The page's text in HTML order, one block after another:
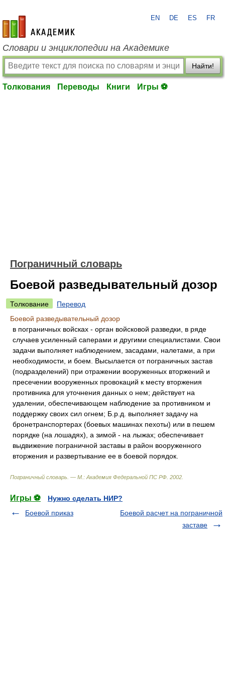
academic.ru
EN DE ES FR
Словари и энциклопедии на Академике
Найти!
Толкования Переводы Книги Игры ⚽
Пограничный словарь
Боевой разведывательный дозор
Толкование
Перевод
Боевой разведывательный дозор
в пограничных войсках - орган войсковой разведки, в ряде
случаев усиленный саперами и другими специалистами. Свои
задачи выполняет наблюдением, засадами, налетами, а при
необходимости, и боем. Высылается от пограничных застав
(подразделений) при отражении вооруженных вторжений и
пресечении вооруженных провокаций к месту вторжения
противника для уточнения данных о нем; действует на
удалении, обеспечивающем наблюдение за противником и
поддержку своих сил огнем; Б.р.д. выполняет задачу на
бронетранспортерах (боевых машинах пехоты) или в пешем
порядке (на лошадях), а зимой - на лыжах; обеспечивает
выдвижение пограничной заставы в район вооруженного
вторжения и развертывание ее в боевой порядок.
Пограничный словарь. — М.: Академия Федеральной ПС РФ 2002
Игры ⚽
Нужно сделать НИР?
Боевой приказ
Боевой расчет на пограничной
заставе